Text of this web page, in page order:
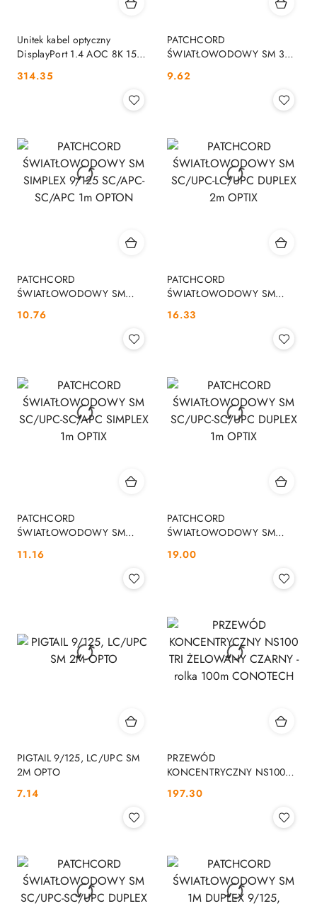
Unitek kabel optyczny
DisplayPort 1.4 AOC 8K 15m
Cena:
314.35
PATCHCORD
ŚWIATŁOWODOWY SM 3M
SC/APC 3MM OPTIX
Cena:
9.62
PATCHCORD
ŚWIATŁOWODOWY SM
SC/APC 1m OPTON
Cena:
10.76
PATCHCORD
ŚWIATŁOWODOWY SM
OPTIX
Cena:
16.33
PATCHCORD
ŚWIATŁOWODOWY SM
1m OPTIX
Cena:
11.16
PATCHCORD
ŚWIATŁOWODOWY SM
OPTIX
Cena:
19.00
PIGTAIL 9/125, LC/UPC SM
2M OPTO
Cena:
7.14
PRZEWÓD
KONCENTRYCZNY NS100
rolka 100m CONOTECH
Cena:
197.30